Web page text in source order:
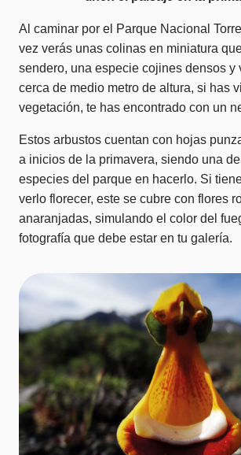
Al caminar por el Parque Nacional
vez verás unas colinas en miniatura
sendero, una especie cojines densos y
cerca de medio metro de altura, si has
vegetación, te has encontrado con un
Estos arbustos cuentan con hojas
a inicios de la primavera, siendo una
especies del parque en hacerlo. Si
verlo florecer, este se cubre con flores
anaranjadas, simulando el color del
fotografía que debe estar en tu galería.